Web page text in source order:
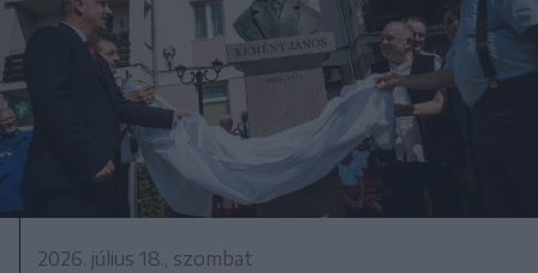
2026. július 18., szombat